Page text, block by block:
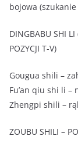
bojowa
DINGBABU SHI
POZYCJI T-V)
Gougua shili –
Fu’an qiu shi li –
Zhengpi shili –
ZOUBU SHILI –